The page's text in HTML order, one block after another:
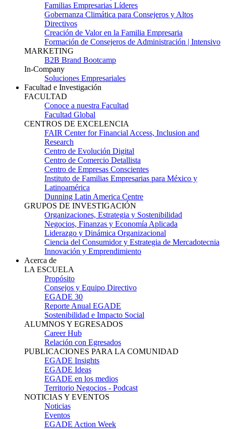
Familias Empresarias Líderes
Gobernanza Climática para Consejeros y Altos
Directivos
Creación de Valor en la Familia Empresaria
Formación de Consejeros de Administración | Intensivo
MARKETING
B2B Brand Bootcamp
In-Company
Soluciones Empresariales
Facultad e Investigación
FACULTAD
Conoce a nuestra Facultad
Facultad Global
CENTROS DE EXCELENCIA
FAIR Center for Financial Access, Inclusion and
Research
Centro de Evolución Digital
Centro de Comercio Detallista
Centro de Empresas Conscientes
Instituto de Familias Empresarias para México y
Latinoamérica
Dunning Latin America Centre
GRUPOS DE INVESTIGACIÓN
Organizaciones, Estrategia y Sostenibilidad
Negocios, Finanzas y Economía Aplicada
Liderazgo y Dinámica Organizacional
Ciencia del Consumidor y Estrategia de Mercadotecnia
Innovación y Emprendimiento
Acerca de
LA ESCUELA
Propósito
Consejos y Equipo Directivo
EGADE 30
Reporte Anual EGADE
Sostenibilidad e Impacto Social
ALUMNOS Y EGRESADOS
Career Hub
Relación con Egresados
PUBLICACIONES PARA LA COMUNIDAD
EGADE Insights
EGADE Ideas
EGADE en los medios
Territorio Negocios - Podcast
NOTICIAS Y EVENTOS
Noticias
Eventos
EGADE Action Week